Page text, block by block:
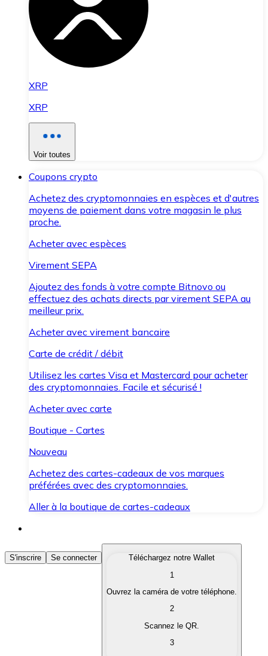
XRP
XRP
Voir toutes
Coupons crypto
Achetez des cryptomonnaies en espèces et d'autres
moyens de paiement dans votre magasin le plus
proche.
Acheter avec espèces
Virement SEPA
Ajoutez des fonds à votre compte Bitnovo ou
effectuez des achats directs par virement SEPA au
meilleur prix.
Acheter avec virement bancaire
Carte de crédit / débit
Utilisez les cartes Visa et Mastercard pour acheter
des cryptomonnaies. Facile et sécurisé !
Acheter avec carte
Boutique - Cartes
Nouveau
Achetez des cartes-cadeaux de vos marques
préférées avec des cryptomonnaies.
Aller à la boutique de cartes-cadeaux
Acheter des Cryptomonnaies
Achetez les cryptomonnaies qui vous intéressent
Convertissez vos cryptomonnaies en monnaie
S'inscrire Se connecter
Téléchargez notre Wallet
1
Ouvrez la caméra de votre téléphone.
2
Scannez le QR.
3